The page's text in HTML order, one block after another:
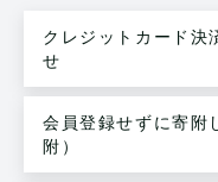
クレジットカード決
せ
会員登録せずに寄附
附）